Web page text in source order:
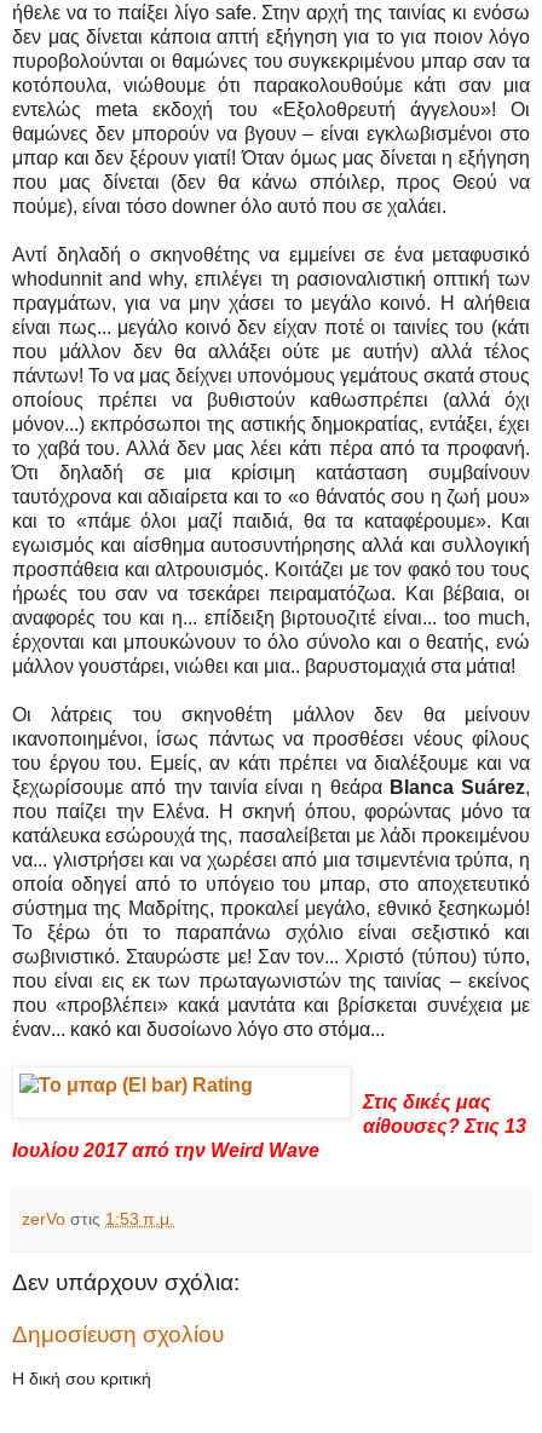
ήθελε να το παίξει λίγο safe. Στην αρχή της ταινίας κι ενόσω
δεν μας δίνεται κάποια απτή εξήγηση για το για ποιον λόγο
πυροβολούνται οι θαμώνες του συγκεκριμένου μπαρ σαν τα
κοτόπουλα, νιώθουμε ότι παρακολουθούμε κάτι σαν μια
εντελώς meta εκδοχή του «Εξολοθρευτή άγγελου»! Οι
θαμώνες δεν μπορούν να βγουν – είναι εγκλωβισμένοι στο
μπαρ και δεν ξέρουν γιατί! Όταν όμως μας δίνεται η εξήγηση
που μας δίνεται (δεν θα κάνω σπόιλερ, προς Θεού να
πούμε), είναι τόσο downer όλο αυτό που σε χαλάει.
Αντί δηλαδή ο σκηνοθέτης να εμμείνει σε ένα μεταφυσικό
whodunnit and why, επιλέγει τη ρασιοναλιστική οπτική των
πραγμάτων, για να μην χάσει το μεγάλο κοινό. Η αλήθεια
είναι πως... μεγάλο κοινό δεν είχαν ποτέ οι ταινίες του (κάτι
που μάλλον δεν θα αλλάξει ούτε με αυτήν) αλλά τέλος
πάντων! Το να μας δείχνει υπονόμους γεμάτους σκατά στους
οποίους πρέπει να βυθιστούν καθωσπρέπει (αλλά όχι
μόνον...) εκπρόσωποι της αστικής δημοκρατίας, εντάξει, έχει
το χαβά του. Αλλά δεν μας λέει κάτι πέρα από τα προφανή.
Ότι δηλαδή σε μια κρίσιμη κατάσταση συμβαίνουν
ταυτόχρονα και αδιαίρετα και το «ο θάνατός σου η ζωή μου»
και το «πάμε όλοι μαζί παιδιά, θα τα καταφέρουμε». Και
εγωισμός και αίσθημα αυτοσυντήρησης αλλά και συλλογική
προσπάθεια και αλτρουισμός. Κοιτάζει με τον φακό του τους
ήρωές του σαν να τσεκάρει πειραματόζωα. Και βέβαια, οι
αναφορές του και η... επίδειξη βιρτουοζιτέ είναι... too much,
έρχονται και μπουκώνουν το όλο σύνολο και ο θεατής, ενώ
μάλλον γουστάρει, νιώθει και μια.. βαρυστομαχιά στα μάτια!
Οι λάτρεις του σκηνοθέτη μάλλον δεν θα μείνουν
ικανοποιημένοι, ίσως πάντως να προσθέσει νέους φίλους
του έργου του. Εμείς, αν κάτι πρέπει να διαλέξουμε και να
ξεχωρίσουμε από την ταινία είναι η θεάρα Blanca Suárez,
που παίζει την Ελένα. Η σκηνή όπου, φορώντας μόνο τα
κατάλευκα εσώρουχά της, πασαλείβεται με λάδι προκειμένου
να... γλιστρήσει και να χωρέσει από μια τσιμεντένια τρύπα, η
οποία οδηγεί από το υπόγειο του μπαρ, στο αποχετευτικό
σύστημα της Μαδρίτης, προκαλεί μεγάλο, εθνικό ξεσηκωμό!
Το ξέρω ότι το παραπάνω σχόλιο είναι σεξιστικό και
σωβινιστικό. Σταυρώστε με! Σαν τον... Χριστό (τύπου) τύπο,
που είναι εις εκ των πρωταγωνιστών της ταινίας – εκείνος
που «προβλέπει» κακά μαντάτα και βρίσκεται συνέχεια με
έναν... κακό και δυσοίωνο λόγο στο στόμα...
Στις δικές μας
αίθουσες? Στις 13
Ιουλίου 2017 από την Weird Wave
zerVo στις 1:53 π.μ.
Δεν υπάρχουν σχόλια:
Δημοσίευση σχολίου
Η δική σου κριτική